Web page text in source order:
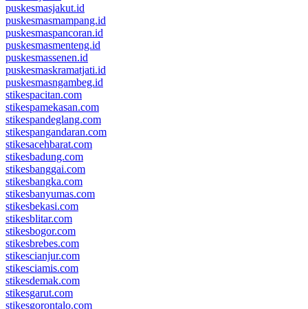
puskesmasjakut.id
puskesmasmampang.id
puskesmaspancoran.id
puskesmasmenteng.id
puskesmassenen.id
puskesmaskramatjati.id
puskesmasngambeg.id
stikespacitan.com
stikespamekasan.com
stikespandeglang.com
stikespangandaran.com
stikesacehbarat.com
stikesbadung.com
stikesbanggai.com
stikesbangka.com
stikesbanyumas.com
stikesbekasi.com
stikesblitar.com
stikesbogor.com
stikesbrebes.com
stikescianjur.com
stikesciamis.com
stikesdemak.com
stikesgarut.com
stikesgorontalo.com